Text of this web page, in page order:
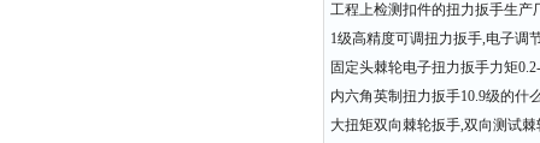
工程上检测扣件的扭力扳手生产
1级高精度可调扭力扳手,电子调
固定头棘轮电子扭力扳手力矩
内六角英制扭力扳手10.9级的什
大扭矩双向棘轮扳手,双向测试